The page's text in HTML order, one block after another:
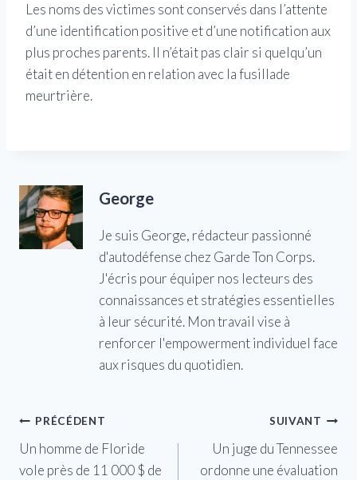
Les noms des victimes sont conservés dans l’attente
d’une identification positive et d’une notification aux
plus proches parents. Il n’était pas clair si quelqu’un
était en détention en relation avec la fusillade
meurtrière.
George
Je suis George, rédacteur passionné
d'autodéfense chez Garde Ton Corps.
J'écris pour équiper nos lecteurs des
connaissances et stratégies essentielles
à leur sécurité. Mon travail vise à
renforcer l'empowerment individuel face
aux risques du quotidien.
Navigation
de
PRÉCÉDENT
Un homme de Floride
vole près de 11 000 $ de
SUIVANT
Un juge du Tennessee
ordonne une évaluation